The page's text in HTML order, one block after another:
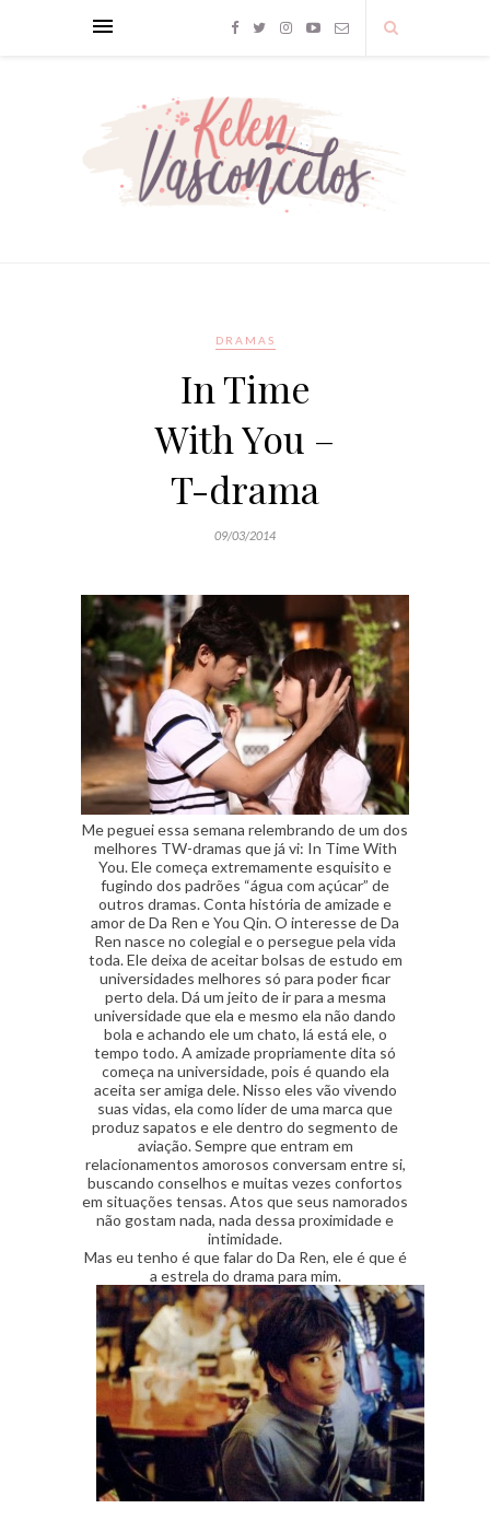
DRAMAS
In Time
With You –
T-drama
09/03/2014
Me peguei essa semana relembrando de um dos
melhores TW-dramas que já vi: In Time With
You. Ele começa extremamente esquisito e
fugindo dos padrões “água com açúcar” de
outros dramas. Conta história de amizade e
amor de Da Ren e You Qin. O interesse de Da
Ren nasce no colegial e o persegue pela vida
toda. Ele deixa de aceitar bolsas de estudo em
universidades melhores só para poder ficar
perto dela. Dá um jeito de ir para a mesma
universidade que ela e mesmo ela não dando
bola e achando ele um chato, lá está ele, o
tempo todo. A amizade propriamente dita só
começa na universidade, pois é quando ela
aceita ser amiga dele. Nisso eles vão vivendo
suas vidas, ela como líder de uma marca que
produz sapatos e ele dentro do segmento de
aviação. Sempre que entram em
relacionamentos amorosos conversam entre si,
buscando conselhos e muitas vezes confortos
em situações tensas. Atos que seus namorados
não gostam nada, nada dessa proximidade e
intimidade.
Mas eu tenho é que falar do Da Ren, ele é que é
a estrela do drama para mim.